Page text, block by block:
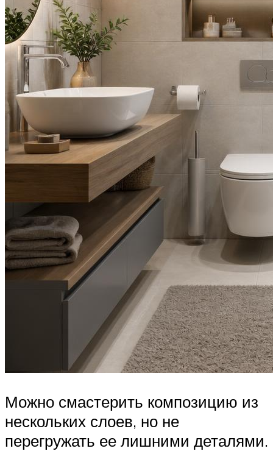
Можно смастерить композицию из
нескольких слоев, но не
перегружать ее лишними деталями.